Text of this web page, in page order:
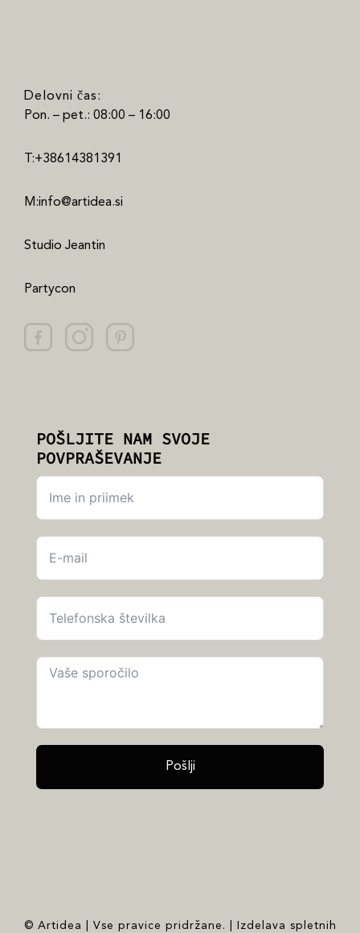
Delovni čas:
Pon. – pet.: 08:00 – 16:00
T:+38614381391
M:info@artidea.si
Studio Jeantin
Partycon
POŠLJITE NAM SVOJE
POVPRAŠEVANJE
Pošlji
© Artidea | Vse pravice pridržane. | Izdelava spletnih